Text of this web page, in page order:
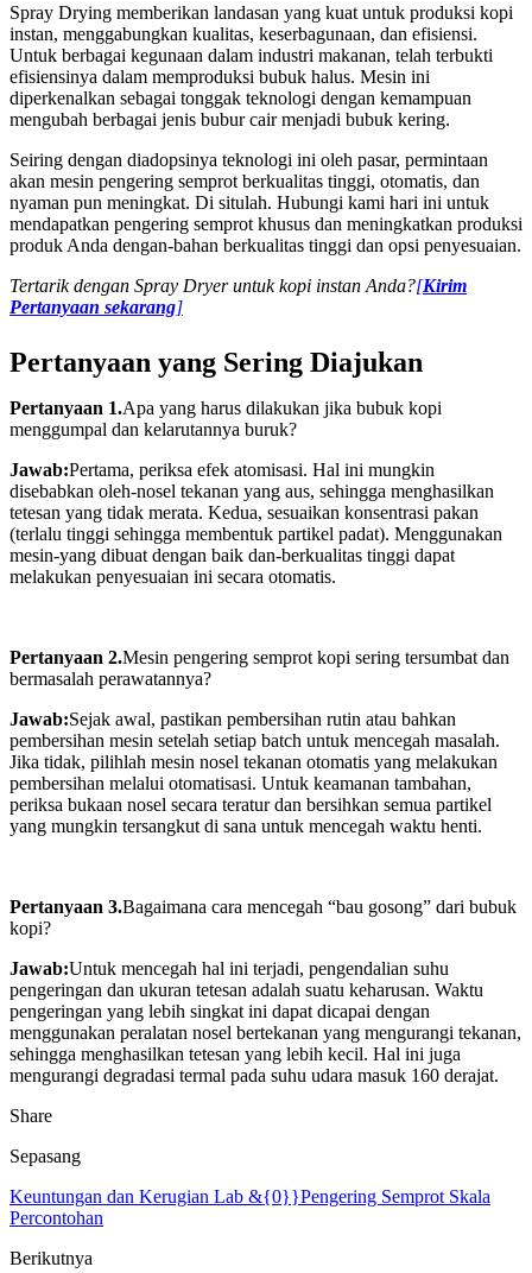
Spray Drying memberikan landasan yang kuat untuk produksi kopi
instan, menggabungkan kualitas, keserbagunaan, dan efisiensi.
Untuk berbagai kegunaan dalam industri makanan, telah terbukti
efisiensinya dalam memproduksi bubuk halus. Mesin ini
diperkenalkan sebagai tonggak teknologi dengan kemampuan
mengubah berbagai jenis bubur cair menjadi bubuk kering.
Seiring dengan diadopsinya teknologi ini oleh pasar, permintaan
akan mesin pengering semprot berkualitas tinggi, otomatis, dan
nyaman pun meningkat. Di situlah. Hubungi kami hari ini untuk
mendapatkan pengering semprot khusus dan meningkatkan produksi
produk Anda dengan-bahan berkualitas tinggi dan opsi penyesuaian.
Tertarik dengan Spray Dryer untuk kopi instan Anda?[Kirim
Pertanyaan sekarang]
Pertanyaan yang Sering Diajukan
Pertanyaan 1.Apa yang harus dilakukan jika bubuk kopi
menggumpal dan kelarutannya buruk?
Jawab:Pertama, periksa efek atomisasi. Hal ini mungkin
disebabkan oleh-nosel tekanan yang aus, sehingga menghasilkan
tetesan yang tidak merata. Kedua, sesuaikan konsentrasi pakan
(terlalu tinggi sehingga membentuk partikel padat). Menggunakan
mesin-yang dibuat dengan baik dan-berkualitas tinggi dapat
melakukan penyesuaian ini secara otomatis.
Pertanyaan 2.Mesin pengering semprot kopi sering tersumbat dan
bermasalah perawatannya?
Jawab:Sejak awal, pastikan pembersihan rutin atau bahkan
pembersihan mesin setelah setiap batch untuk mencegah masalah.
Jika tidak, pilihlah mesin nosel tekanan otomatis yang melakukan
pembersihan melalui otomatisasi. Untuk keamanan tambahan,
periksa bukaan nosel secara teratur dan bersihkan semua partikel
yang mungkin tersangkut di sana untuk mencegah waktu henti.
Pertanyaan 3.Bagaimana cara mencegah “bau gosong” dari bubuk
kopi?
Jawab:Untuk mencegah hal ini terjadi, pengendalian suhu
pengeringan dan ukuran tetesan adalah suatu keharusan. Waktu
pengeringan yang lebih singkat ini dapat dicapai dengan
menggunakan peralatan nosel bertekanan yang mengurangi tekanan,
sehingga menghasilkan tetesan yang lebih kecil. Hal ini juga
mengurangi degradasi termal pada suhu udara masuk 160 derajat.
Share
Sepasang
Keuntungan dan Kerugian Lab &{0}}Pengering Semprot Skala
Percontohan
Berikutnya